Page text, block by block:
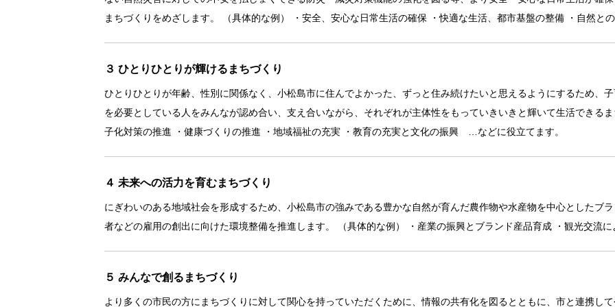
まちづくりをめざします。 （具体的な例） ・安全、安心な日常生活の確保 ・快適な生活、都市基盤の整備 ・自然
３ ひとりひとりが輝けるまちづくり
ひとりひとりが年齢、性別に関係なく、小松島市に住んでよかった、ずっと住み続けたいと思えるようにするため、
を必要としている人をみんなが認め合い、支え合いながら、それぞれが主体性をもっていきいきと輝いて生活できる
子化対策の推進 ・健康づくりの推進 ・地域福祉の充実 ・教育の充実と文化の振興 …などに役立てます。
４ 未来への活力を育むまちづくり
にぎわいのある地域社会を形成するため、小松島市の強みである豊かな自然が育んだ農作物や水産物を中心としたブ
者などの雇用の創出に向けた環境整備を推進します。 （具体的な例） ・産業の振興とブランド産品育成 ・観光交
５ みんなで創るまちづくり
より多くの市民の方にまちづくりに対して関心を持っていただくために、情報の共有化を図るとともに、市と連携し